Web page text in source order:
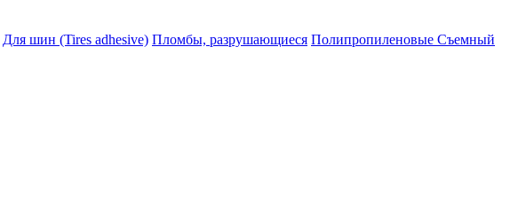
Для шин (Tires adhesive) Пломбы, разрушающиеся Полипропиленовые Съемный